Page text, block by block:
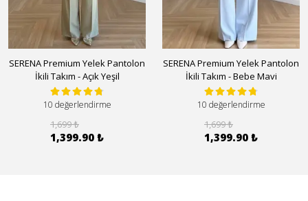
SERENA Premium Yelek Pantolon
İkili Takım - Açık Yeşil
10 değerlendirme
1,699 ₺
1,399.90 ₺
SERENA Premium Yelek Pantolon
İkili Takım - Bebe Mavi
10 değerlendirme
1,699 ₺
1,399.90 ₺